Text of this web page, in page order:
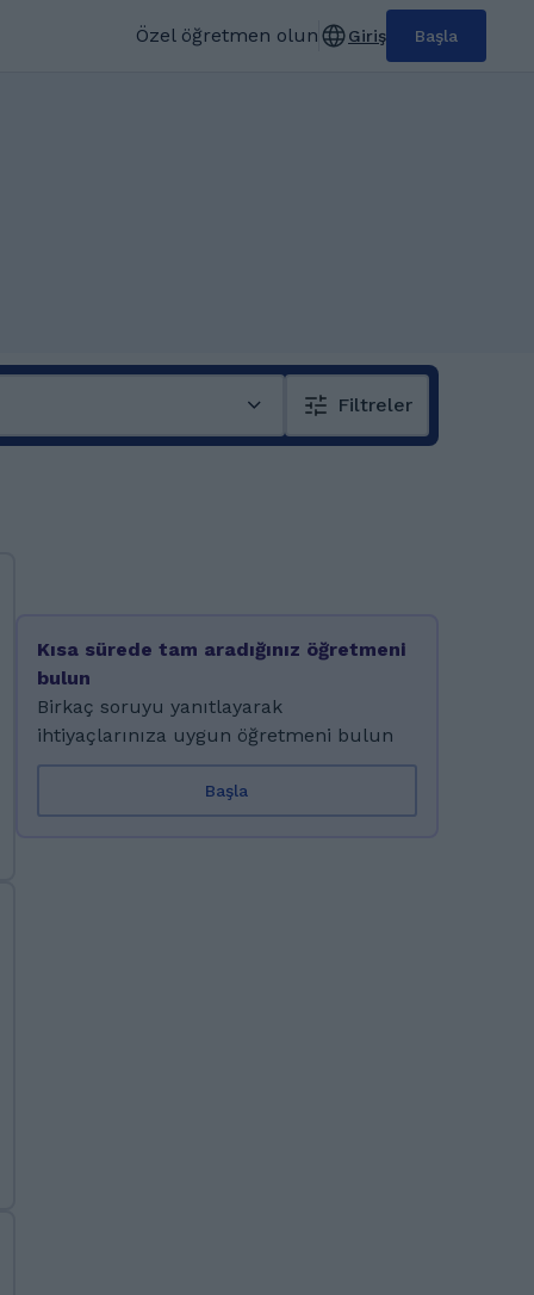
Özel öğretmen olun Giriş Başla
Filtreler
Kısa sürede tam aradığınız öğretmeni
bulun
Birkaç soruyu yanıtlayarak
ihtiyaçlarınıza uygun öğretmeni bulun
Başla